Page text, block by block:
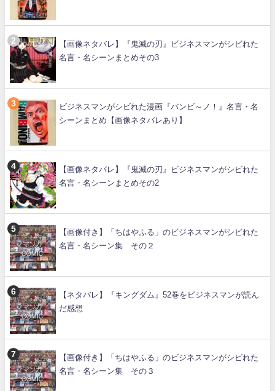
【画像ネタバレ】『鬼滅の刃』ビジネスマンがシビれた
名言・名シーンまとめその3
ビジネスマンがシビれた漫画『バンビ～ノ！』名言・名
シーンまとめ【画像ネタバレあり】
【画像ネタバレ】『鬼滅の刃』ビジネスマンがシビれた
名言・名シーンまとめその2
【画像付き】「ちはやふる」のビジネスマンがシビれた
名言・名シーン集 その２
【ネタバレ】『キングダム』52巻をビジネスマンが読ん
だ感想
【画像付き】「ちはやふる」のビジネスマンがシビれた
名言・名シーン集 その３